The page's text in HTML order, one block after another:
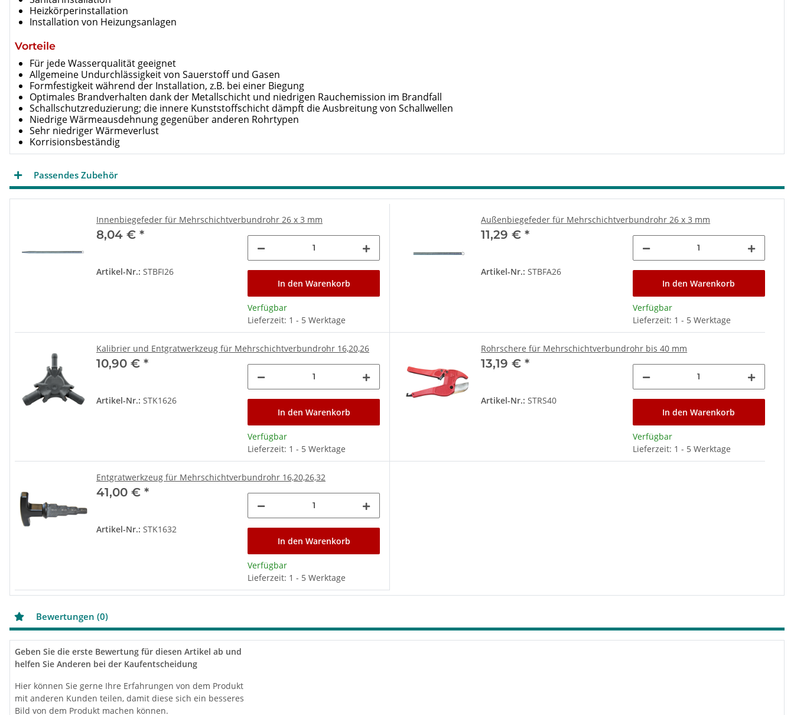
Heizkörperinstallation
Installation von Heizungsanlagen
Vorteile
Für jede Wasserqualität geeignet
Allgemeine Undurchlässigkeit von Sauerstoff und Gasen
Formfestigkeit während der Installation, z.B. bei einer Biegung
Optimales Brandverhalten dank der Metallschicht und niedrigen Rauchemission im Brandfall
Schallschutzreduzierung; die innere Kunststoffschicht dämpft die Ausbreitung von Schallwellen
Niedrige Wärmeausdehnung gegenüber anderen Rohrtypen
Sehr niedriger Wärmeverlust
Korrisionsbeständig
Passendes Zubehör
Innenbiegefeder für Mehrschichtverbundrohr 26 x 3 mm
8,04 € *
Artikel-Nr.: STBFI26
In den Warenkorb
Verfügbar
Lieferzeit: 1 - 5 Werktage
Außenbiegefeder für Mehrschichtverbundrohr 26 x 3 mm
11,29 €*
Artikel-Nr.: STBFA26
In den Warenkorb
Verfügbar
Lieferzeit: 1 - 5 Werktage
Kalibrier und Entgratwerkzeug für Mehrschichtverbundrohr 16,20,26
10,90 € *
Artikel-Nr.: STK1626
In den Warenkorb
Verfügbar
Lieferzeit: 1 - 5 Werktage
Rohrschere für Mehrschichtverbundrohr bis 40 mm
13,19 €*
Artikel-Nr.: STRS40
In den Warenkorb
Verfügbar
Lieferzeit: 1 - 5 Werktage
Entgratwerkzeug für Mehrschichtverbundrohr 16,20,26,32
41,00 € *
Artikel-Nr.: STK1632
In den Warenkorb
Verfügbar
Lieferzeit: 1 - 5 Werktage
Bewertungen (0)
Geben Sie die erste Bewertung für diesen Artikel ab und
helfen Sie Anderen bei der Kaufentscheidung
Hier können Sie gerne Ihre Erfahrungen von dem Produkt
mit anderen Kunden teilen, damit diese sich ein besseres
Bild von dem Produkt machen können.